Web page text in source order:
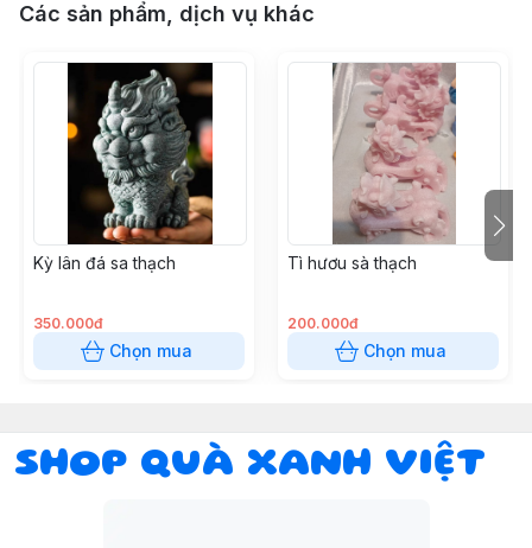
Các sản phẩm, dịch vụ khác
Kỳ lân đá sa thạch
350.000đ
Chọn mua
Tì hươu sà thạch
200.000đ
Chọn mua
SHOP QUÀ XANH VIỆT